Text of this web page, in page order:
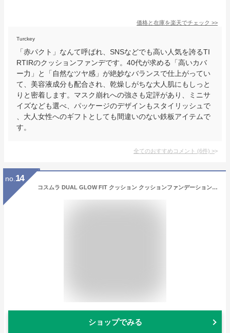
価格と在庫を楽天でチェック >>
Turckey
「赤パクト」なんて呼ばれ、SNSなどでも高い人気を誇るTI
RTIRのクッションファンデです。40代が求める「高いカバ
ー力」と「自然なツヤ感」が絶妙なバランスで仕上がってい
て、美容液成分も配合され、乾燥しがちな大人肌にもしっと
りと密着します。マスク崩れへの強さも定評があり、ミニサ
イズなども選べ、パッケージのデザインもスタイリッシュで
、大人女性へのギフトとしても間違いのない鉄板アイテムで
す。
全てのおすすめコメント (6件) >
no. 14
コスムラ DUAL GLOW FIT クッション クッションファンデーション 韓国コスメ コスムラ 成長因子 ベースメイク 下地 カバー 美容液 保湿 ライトベージュ ナチュラルベージュ 21号 23号 本品 レフィル 15g cosmura
ショップでみる